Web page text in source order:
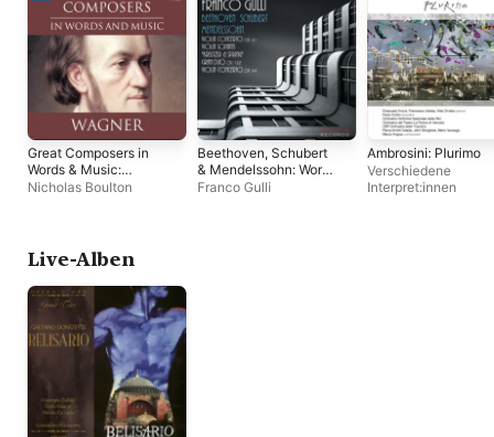
Great Composers in
Words & Music:
Richard Wagner
Nicholas Boulton
Beethoven, Schubert
& Mendelssohn: Works
for Violin
Franco Gulli
Ambrosini: Plurimo
Verschiedene
Interpret:innen
Live-Alben